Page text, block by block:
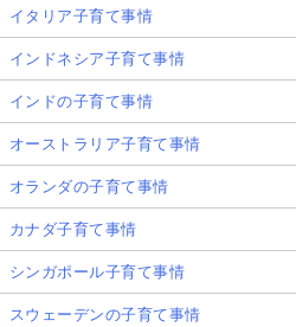
できる子ども向けアクティビ
ます。
各市町村や非営利団体が主催
も豊富です。
たとえば：
スイミング
市が管理する農場での
ギなど）
小説執筆やゲーム制作
イタリア子育て事情
インドネシア子育て事情
インドの子育て事情
オーストラリア子育て事情
オランダの子育て事情
カナダ子育て事情
シンガポール子育て事情
スウェーデンの子育て事情